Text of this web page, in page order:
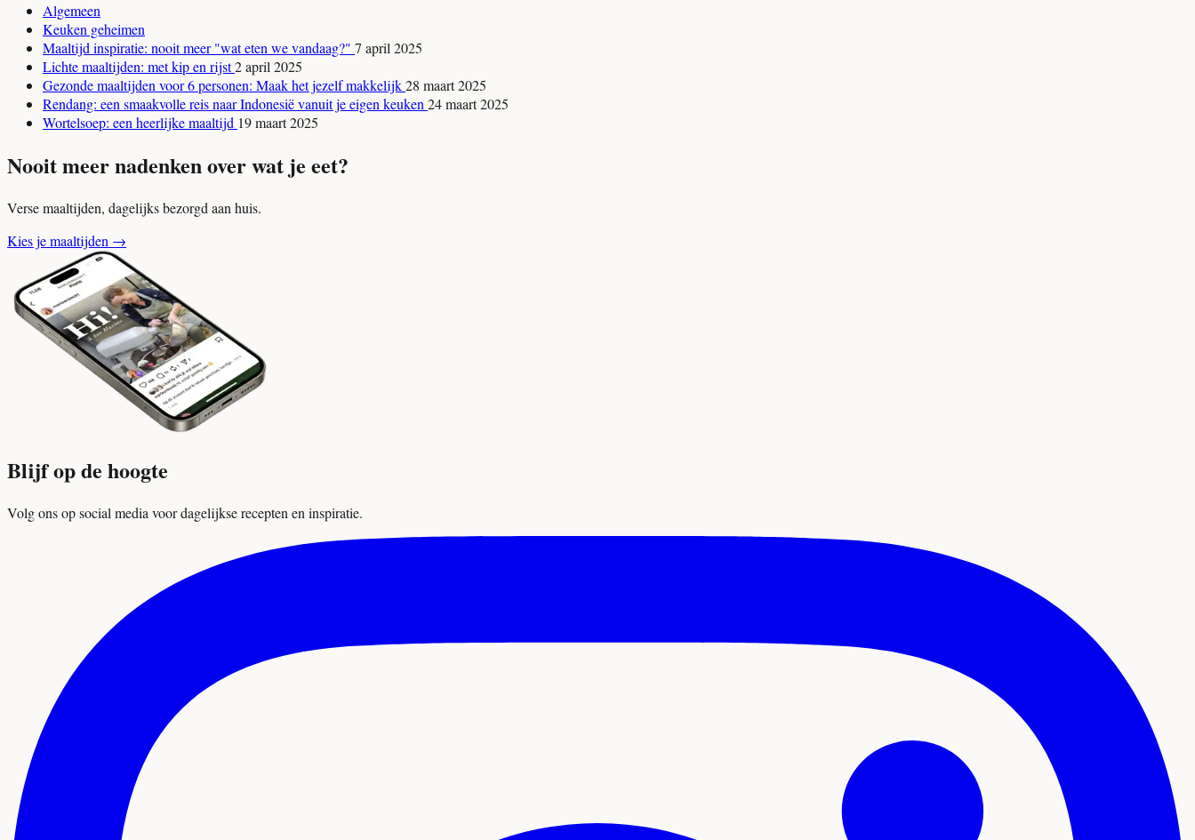
Algemeen
Keuken geheimen
Maaltijd inspiratie: nooit meer "wat eten we vandaag?" 7 april 2025
Lichte maaltijden: met kip en rijst2 april 2025
Gezonde maaltijden voor 6 personen: Maak het jezelf makkelijk28 maart 2025
Rendang: een smaakvolle reis naar Indonesië vanuit je eigen keuken24 maart 2025
Wortelsoep: een heerlijke maaltijd 19 maart 2025
Nooit meer nadenken over wat je eet?
Verse maaltijden, dagelijks bezorgd aan huis.
Kies je maaltijden →
Blijf op de hoogte
Volg ons op social media voor dagelijkse recepten en inspiratie.